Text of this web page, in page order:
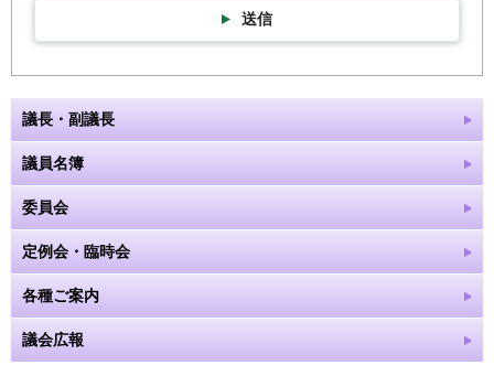
送信
議長・副議長
議員名簿
委員会
定例会・臨時会
各種ご案内
議会広報